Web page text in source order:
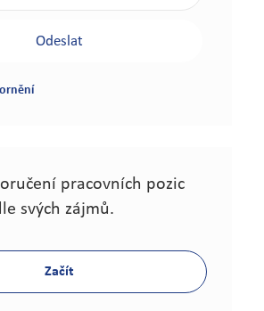
Odeslat
pracovních pozic
svých zájmů.
Začít